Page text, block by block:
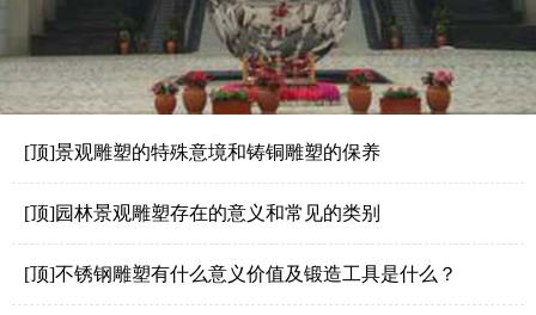
[顶]景观雕塑的特殊意境和铸铜雕塑的保养
[顶]园林景观雕塑存在的意义和常见的类别
[顶]不锈钢雕塑有什么意义价值及锻造工具是什么？